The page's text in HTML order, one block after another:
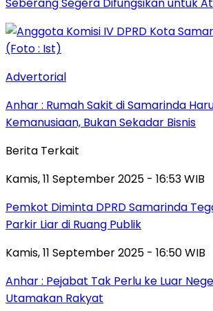
Advertorial
Anhar : Rumah Sakit di Samarinda
Kemanusiaan, Bukan Sekadar Bisnis
Berita Terkait
Kamis, 11 September 2025 - 16:53 WIB
Pemkot Diminta DPRD Samarinda
Parkir Liar di Ruang Publik
Kamis, 11 September 2025 - 16:50 WIB
Anhar : Pejabat Tak Perlu ke Luar
Utamakan Rakyat